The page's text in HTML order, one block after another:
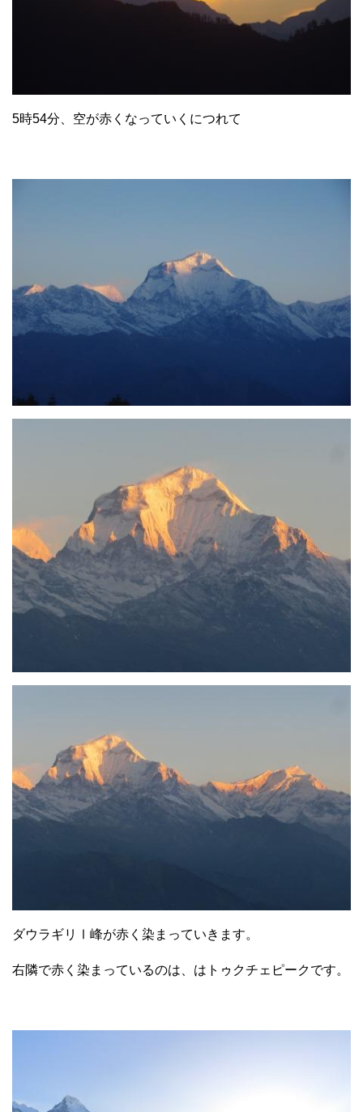
5時54分、空が赤くなっていくにつれて
ダウラギリⅠ峰が赤く染まっていきます。
右隣で赤く染まっているのは、はトゥクチェピークです。